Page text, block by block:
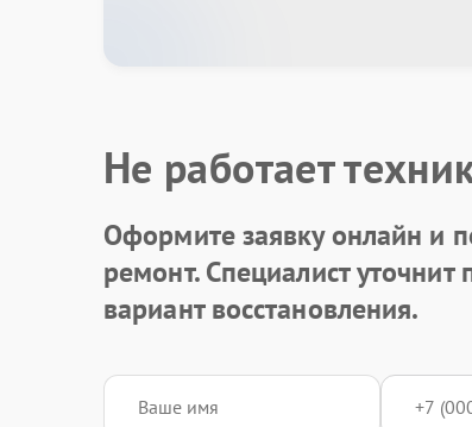
Не работает
Оформите заявку онлайн и
ремонт. Специалист
вариант восстановления.